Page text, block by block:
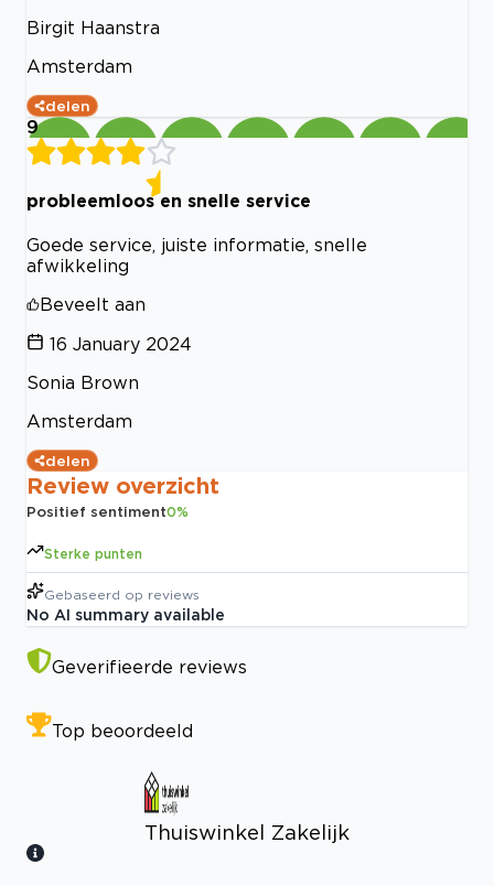
Birgit Haanstra
Amsterdam
delen
9
probleemloos en snelle service
Goede service, juiste informatie, snelle
afwikkeling
Beveelt aan
16 January 2024
Sonia Brown
Amsterdam
delen
Review overzicht
Positief sentiment0%
Sterke punten
Gebaseerd op reviews
No AI summary available
Geverifieerde reviews
Top beoordeeld
Thuiswinkel Zakelijk